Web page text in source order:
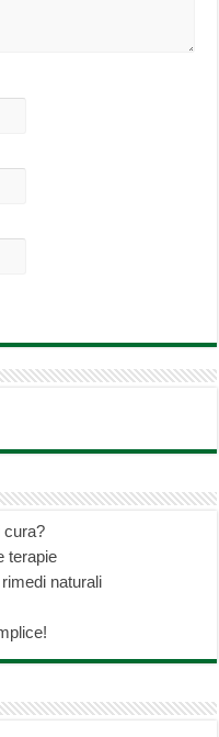
cura?
terapie
naturali